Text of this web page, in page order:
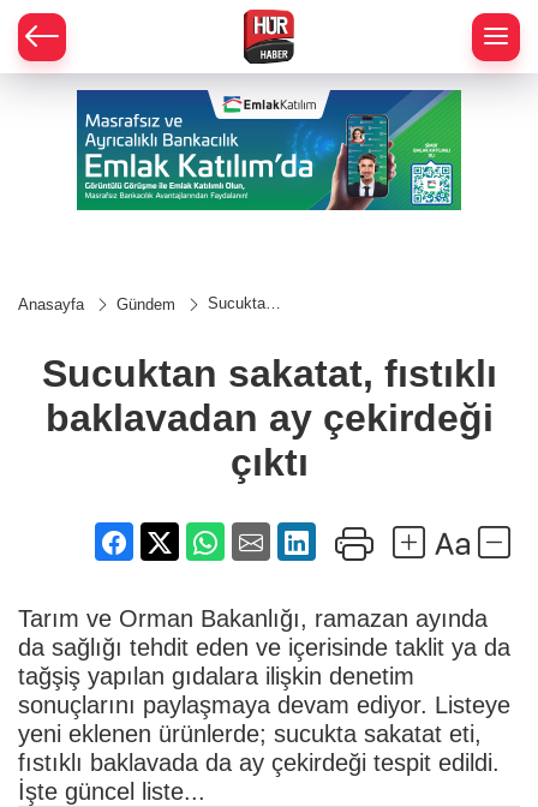
Anasayfa Gündem
Sucuktan
baklavadan
ay
çıktı
Sucuktan sakatat, fıstıklı
baklavadan ay çekirdeği
çıktı
Tarım ve Orman Bakanlığı, ramazan ayında
da sağlığı tehdit eden ve içerisinde taklit ya da
tağşiş yapılan gıdalara ilişkin denetim
sonuçlarını paylaşmaya devam ediyor. Listeye
yeni eklenen ürünlerde; sucukta sakatat eti,
fıstıklı baklavada da ay çekirdeği tespit edildi.
İşte güncel liste...